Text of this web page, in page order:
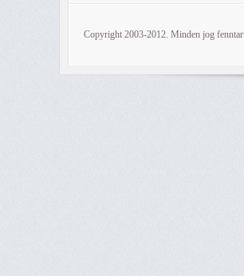
Copyright 2003-2012. Minden jog